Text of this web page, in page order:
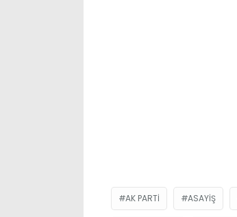
AK PARTI ASAYIŞ